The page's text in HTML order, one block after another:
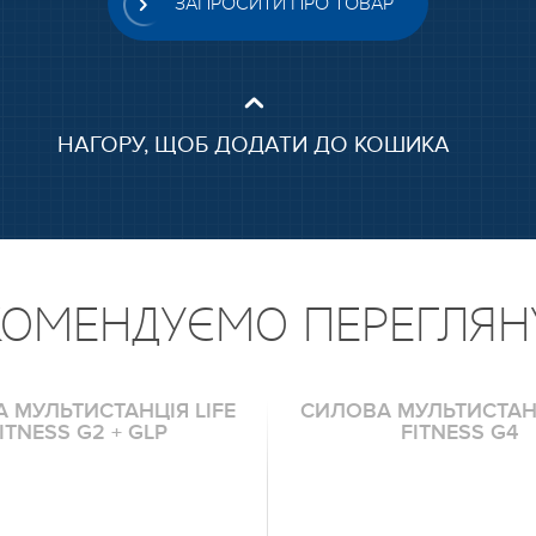
НАГОРУ, ЩОБ ДОДАТИ ДО КОШИКА
LIFE
G2 + GLP
СИЛОВА
FITNESS G4